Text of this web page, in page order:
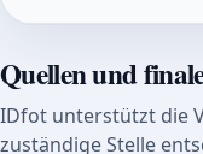
Quellen und
IDfot unterstützt die
zuständige Stelle